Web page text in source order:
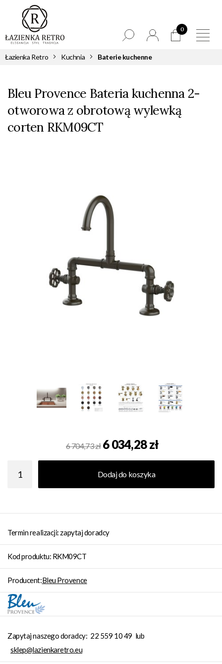
0
Łazienka Retro Kuchnia Baterie kuchenne
Bleu Provence Bateria kuchenna 2-
otworowa z obrotową wylewką
corten RKM09CT
6 704,73 zł 6 034,28 zł
Dodaj do koszyka
Termin realizacji: zapytaj doradcy
Kod produktu: RKM09CT
Producent:Bleu Provence
Zapytaj naszego doradcy: 22 559 10 49 lub
sklep@lazienkaretro.eu